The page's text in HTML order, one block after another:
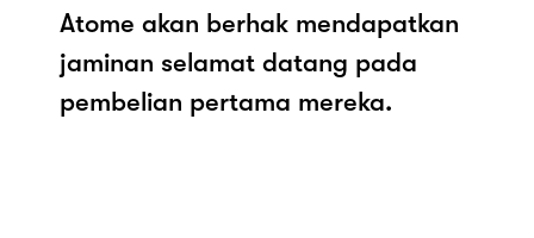
Atome akan berhak mendapatkan
jaminan selamat datang pada
pembelian pertama mereka.